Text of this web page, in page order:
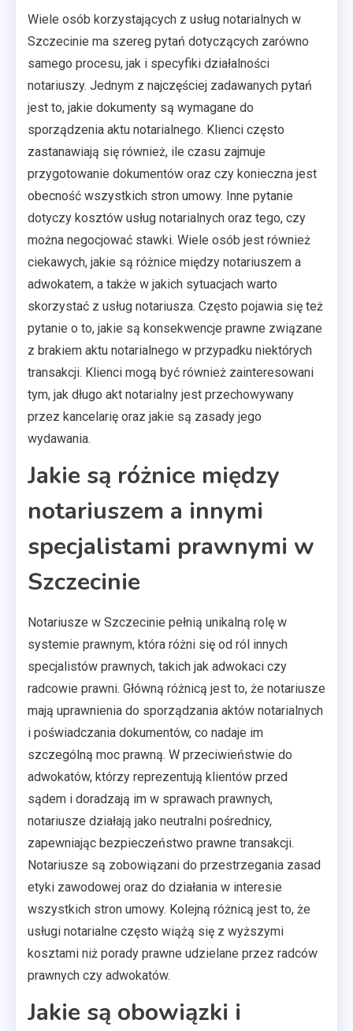
Wiele osób korzystających z usług notarialnych w
Szczecinie ma szereg pytań dotyczących zarówno
samego procesu, jak i specyfiki działalności
notariuszy. Jednym z najczęściej zadawanych pytań
jest to, jakie dokumenty są wymagane do
sporządzenia aktu notarialnego. Klienci często
zastanawiają się również, ile czasu zajmuje
przygotowanie dokumentów oraz czy konieczna jest
obecność wszystkich stron umowy. Inne pytanie
dotyczy kosztów usług notarialnych oraz tego, czy
można negocjować stawki. Wiele osób jest również
ciekawych, jakie są różnice między notariuszem a
adwokatem, a także w jakich sytuacjach warto
skorzystać z usług notariusza. Często pojawia się też
pytanie o to, jakie są konsekwencje prawne związane
z brakiem aktu notarialnego w przypadku niektórych
transakcji. Klienci mogą być również zainteresowani
tym, jak długo akt notarialny jest przechowywany
przez kancelarię oraz jakie są zasady jego
wydawania.
Jakie są różnice między
notariuszem a innymi
specjalistami prawnymi w
Szczecinie
Notariusze w Szczecinie pełnią unikalną rolę w
systemie prawnym, która różni się od ról innych
specjalistów prawnych, takich jak adwokaci czy
radcowie prawni. Główną różnicą jest to, że notariusze
mają uprawnienia do sporządzania aktów notarialnych
i poświadczania dokumentów, co nadaje im
szczególną moc prawną. W przeciwieństwie do
adwokatów, którzy reprezentują klientów przed
sądem i doradzają im w sprawach prawnych,
notariusze działają jako neutralni pośrednicy,
zapewniając bezpieczeństwo prawne transakcji.
Notariusze są zobowiązani do przestrzegania zasad
etyki zawodowej oraz do działania w interesie
wszystkich stron umowy. Kolejną różnicą jest to, że
usługi notarialne często wiążą się z wyższymi
kosztami niż porady prawne udzielane przez radców
prawnych czy adwokatów.
Jakie są obowiązki i